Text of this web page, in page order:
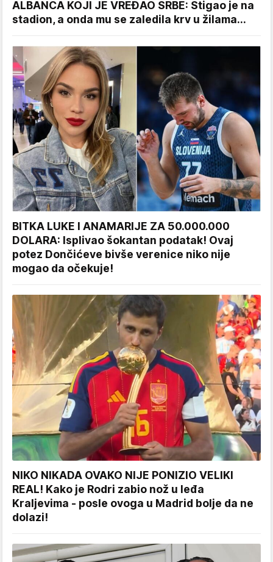
ALBANCA KOJI JE VREĐAO SRBE: Stigao je na
stadion, a onda mu se zaledila krv u žilama...
BITKA LUKE I ANAMARIJE ZA 50.000.000
DOLARA: Isplivao šokantan podatak! Ovaj
potez Dončićeve bivše verenice niko nije
mogao da očekuje!
NIKO NIKADA OVAKO NIJE PONIZIO VELIKI
REAL! Kako je Rodri zabio nož u leđa
Kraljevima - posle ovoga u Madrid bolje da ne
dolazi!